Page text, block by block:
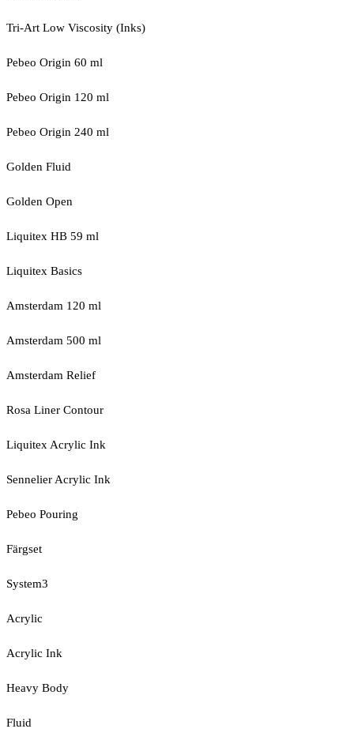
Tri-Art Low Viscosity (Inks)
Pebeo Origin 60 ml
Pebeo Origin 120 ml
Pebeo Origin 240 ml
Golden Fluid
Golden Open
Liquitex HB 59 ml
Liquitex Basics
Amsterdam 120 ml
Amsterdam 500 ml
Amsterdam Relief
Rosa Liner Contour
Liquitex Acrylic Ink
Sennelier Acrylic Ink
Pebeo Pouring
Färgset
System3
Acrylic
Acrylic Ink
Heavy Body
Fluid